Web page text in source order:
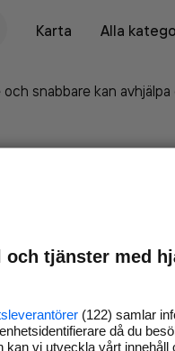
Karta
Alla
snabbare kan avhjälpa
och tjänster med
(122) samlar
då du
kan vi utveckla vårt innehåll